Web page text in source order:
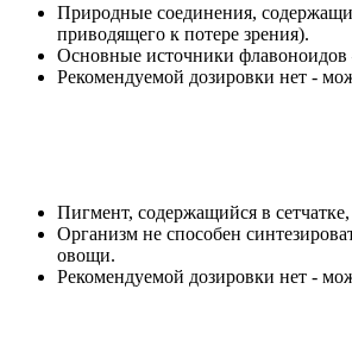
Природные соединения,
приводящего к потере зрения).
Основные источники флавоноидов
Рекомендуемой дозировки нет -
Пигмент, содержащийся в
Организм не способен
овощи.
Рекомендуемой дозировки нет -